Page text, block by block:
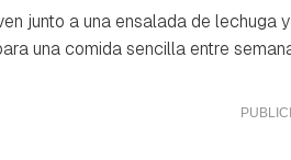
junto a una ensalada de
una comida sencilla entre